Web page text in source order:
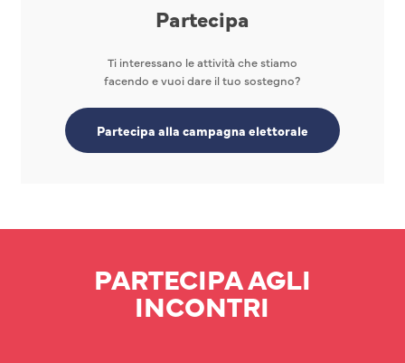
Partecipa
Ti interessano le attività che stiamo
facendo e vuoi dare il tuo sostegno?
Partecipa alla campagna elettorale
PARTECIPA AGLI
INCONTRI